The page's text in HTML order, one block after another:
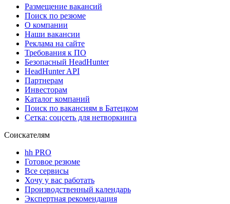
Размещение вакансий
Поиск по резюме
О компании
Наши вакансии
Реклама на сайте
Требования к ПО
Безопасный HeadHunter
HeadHunter API
Партнерам
Инвесторам
Каталог компаний
Поиск по вакансиям в Батецком
Сетка: соцсеть для нетворкинга
Соискателям
hh PRO
Готовое резюме
Все сервисы
Хочу у вас работать
Производственный календарь
Экспертная рекомендация